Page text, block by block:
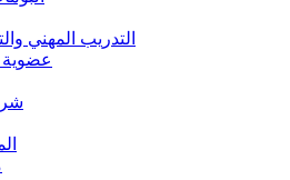
التدريب المهني